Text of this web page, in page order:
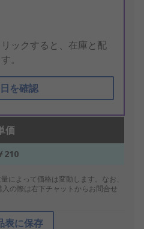
ックすると、在庫と配
。
を確認
価
210
によって価格は変動します。なお、
の際は右下チャットからお問合せ
表に保存